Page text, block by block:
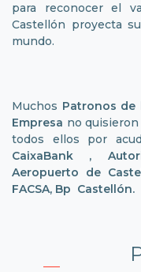
para reconocer el
Castellón proyecta
mundo.
Muchos Patronos de
Empresa no quisieron
todos ellos por
CaixaBank ,
Aeropuerto de
FACSA, Bp Castellón.